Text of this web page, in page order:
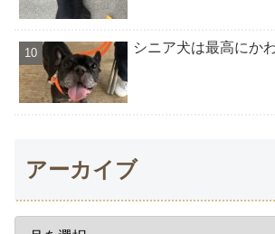
シニア犬は最高にか
アーカイブ